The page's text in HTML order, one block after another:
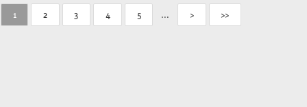
1 2 3 4 5 ... > >>